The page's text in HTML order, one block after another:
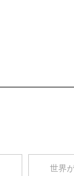
世界